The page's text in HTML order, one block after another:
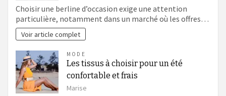
Choisir une berline d’occasion exige une attention
particulière, notamment dans un marché où les offres…
Voir article complet
MODE
Les tissus à choisir pour un été
confortable et frais
Marise